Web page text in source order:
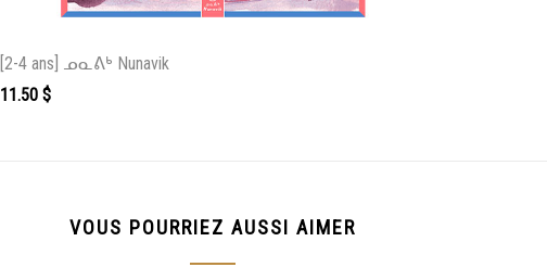
[2-4 ans] ᓄᓇᕕᒃ Nunavik
11.50$
VOUS POURRIEZ AUSSI AIMER